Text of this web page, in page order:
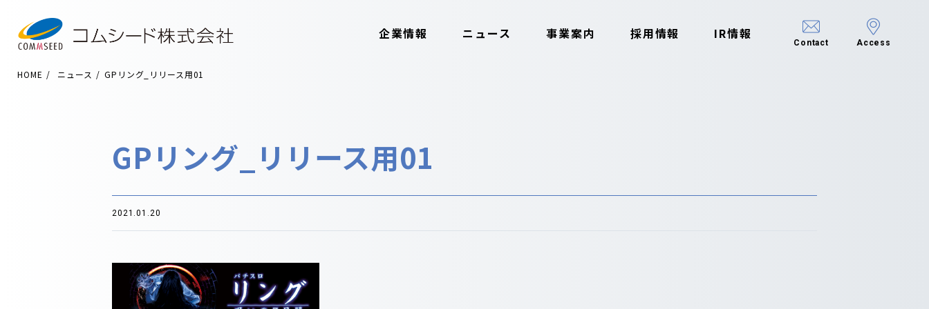
企業情報 ニュース 事業案内 採用情報 IR情報
Contact Access
HOME ニュース GPリング_リリース用01
GPリング_リリース用01
2021.01.20